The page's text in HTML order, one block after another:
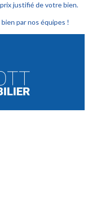
justifié de votre bien.
par nos équipes !